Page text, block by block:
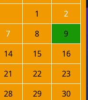
1
2
7 8
9
14 15
16
21 22
23
28 29
30